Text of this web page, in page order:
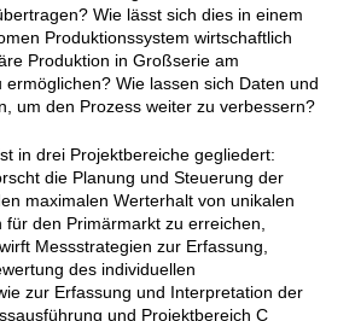
Wie lässt sich dies in einem
Produktionssystem wirtschaftlich
Produktion in Großserie am
ermöglichen? Wie lassen sich Daten und
um den Prozess weiter zu verbessern?
in drei Projektbereiche gegliedert:
die Planung und Steuerung der
maximalen Werterhalt von unikalen
den Primärmarkt zu erreichen,
Messstrategien zur Erfassung,
des individuellen
zur Erfassung und Interpretation der
und Projektbereich C